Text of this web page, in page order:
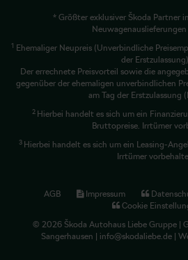
* Größter exklusiver Škoda Partner
1 Ehemaliger Neupreis (Unverbindliche
der
Der errechnete Preisvorteil sowie die
gegenüber der ehemaligen unverbindlichen
am Tag der Erstzulassung
2 Hierbei handelt es sich um ein
Bruttopreise. Irrtümer
3 Hierbei handelt es sich um ein Leasing-
Irrtümer
AGB Impressum
Cookie
© 2026 Škoda Autohaus Liebe Gruppe |
Sangerhausen | info@skodaliebe.de |